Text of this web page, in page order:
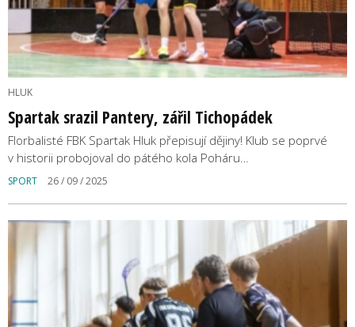
HLUK
Spartak srazil Pantery, zářil Tichopádek
Florbalisté FBK Spartak Hluk přepisují dějiny! Klub se poprvé
v historii probojoval do pátého kola Poháru…
SPORT 26 / 09 / 2025